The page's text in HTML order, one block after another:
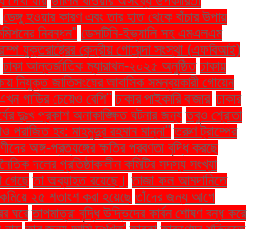
ডেঙ্গু হওয়ার কারণ এবং তার হাত থেকে বাঁচার উপায়
নিবন্ধন" ডেসটিনি-ইভ্যালি সহ এমএলএম
যুক্তরাষ্ট্রের কেন্দ্রীয় গোয়েন্দা সংস্থা (এফবিআই)
ঢাকা আন্তর্জাতিক ম্যারাথন-২০২৫ অনুষ্ঠিত ঢাকায়
নিযুক্ত জাতিসংঘের আবাসিক সমন্বয়কারী গোয়েন
গাড়ির চেয়েও বেশি'' ঢাকার পাইকারি বাজার' ঢাকার
দুঃখ প্রকাশ অনাকাঙ্ক্ষিত ঘটনার জন্য তবুও শ্রোতা
পরাজিত হব: মাহমুদুর রহমান মান্না" তরুণ ট্রাম্পের
অঙ্গ-প্রত্যঙ্গের ক্ষতির প্রবণতা বৃদ্ধি করছে
দলের প্রতিষ্ঠাকালীন কমিটির সদস্য সংখ্যা
গেছে তা অব্যাহত রয়েছে। তাজা ফল আমদানিতে
২৫ শতাংশ করা হয়েছে তাঁদের জন্য আগে
ঘরে তাপমাত্রা বৃদ্ধি উদ্ভিদের কার্বন শোষণ বন্ধ করে